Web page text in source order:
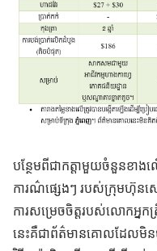
បន្ថែមពីជាកត្តាមួយចំនួនខាង
ការណ៌ផ្សេងៗ របស់ក្រុមហ៊ុនស
ការសម្រេចចិត្តរបស់លោកអ្នក
នេះគឺជាព័ត៌មានគោលដែលមិន